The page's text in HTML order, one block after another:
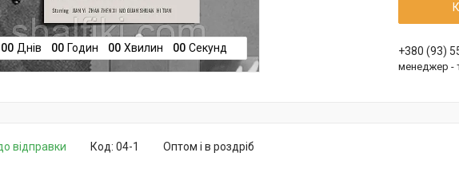
00 Днів 00 Годин 00 Хвилин 00 Секунд +380 (93)
менеджер -
відправки Оптом і в роздріб
Код: 04-1